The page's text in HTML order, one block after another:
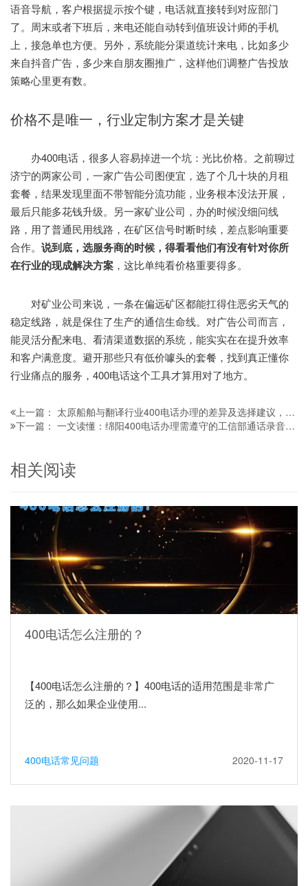
语音导航，客户根据提示按个键，电话就直接转到对应部门
了。周末或者下班后，来电还能自动转到值班设计师的手机
上，接急单也方便。另外，系统能分渠道统计来电，比如多少
来自抖音广告，多少来自朋友圈推广，这样他们调整广告投放
策略心里更有数。
价格不是唯一，行业定制方案才是关键
办400电话，很多人容易掉进一个坑：光比价格。之前聊过
济宁的两家公司，一家广告公司图便宜，选了个几十块的月租
套餐，结果发现里面不带智能分流功能，业务根本没法开展，
最后只能多花钱升级。另一家矿业公司，办的时候没细问线
路，用了普通民用线路，在矿区信号时断时续，差点影响重要
合作。 说到底，选服务商的时候，得看看他们有没有针对你所
在行业的现成解决方案 ，这比单纯看价格重要得多。
对矿业公司来说，一条在偏远矿区都能扛得住恶劣天气的
稳定线路，就是保住了生产的通信生命线。对广告公司而言，
能灵活分配来电、看清渠道数据的系统，能实实在在提升效率
和客户满意度。避开那些只有低价噱头的套餐，找到真正懂你
行业痛点的服务，400电话这个工具才算用对了地方。
上一篇： 太原船舶与翻译行业400电话办理的差异及选择建议，看完不踩坑
下一篇： 一文读懂：绵阳400电话办理需遵守的工信部通话录音留存规范
相关阅读
400电话怎么注册的？
【400电话怎么注册的？】400电话的适用范围是非常广
泛的，那么如果企业使用...
400电话常见问题 2020-11-17